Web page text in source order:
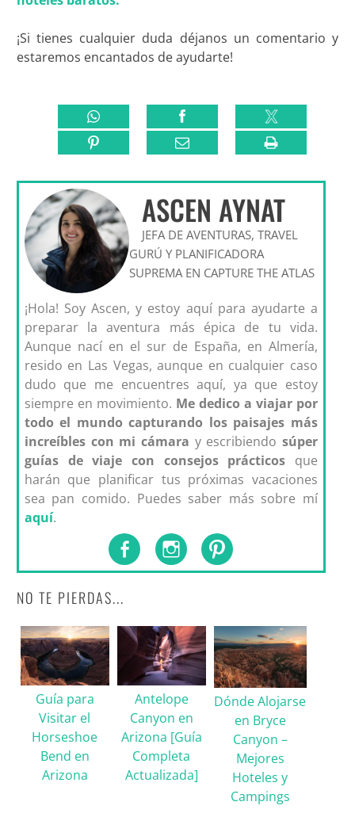
¡Si tienes cualquier duda déjanos un comentario y
estaremos encantados de ayudarte!
ASCEN AYNAT
JEFA DE AVENTURAS, TRAVEL
GURÚ Y PLANIFICADORA
SUPREMA EN CAPTURE THE ATLAS
¡Hola! Soy Ascen, y estoy aquí para ayudarte a
preparar la aventura más épica de tu vida.
Aunque nací en el sur de España, en Almería,
resido en Las Vegas, aunque en cualquier caso
dudo que me encuentres aquí, ya que estoy
siempre en movimiento. Me dedico a viajar por
todo el mundo capturando los paisajes más
increíbles con mi cámara y escribiendo súper
guías de viaje con consejos prácticos que
harán que planificar tus próximas vacaciones
sea pan comido. Puedes saber más sobre mí
aquí.
NO TE PIERDAS...
Guía para
Visitar el
Horseshoe
Bend en
Arizona
Antelope
Canyon en
Arizona [Guía
Completa
Actualizada]
Dónde Alojarse
en Bryce
Canyon –
Mejores
Hoteles y
Campings